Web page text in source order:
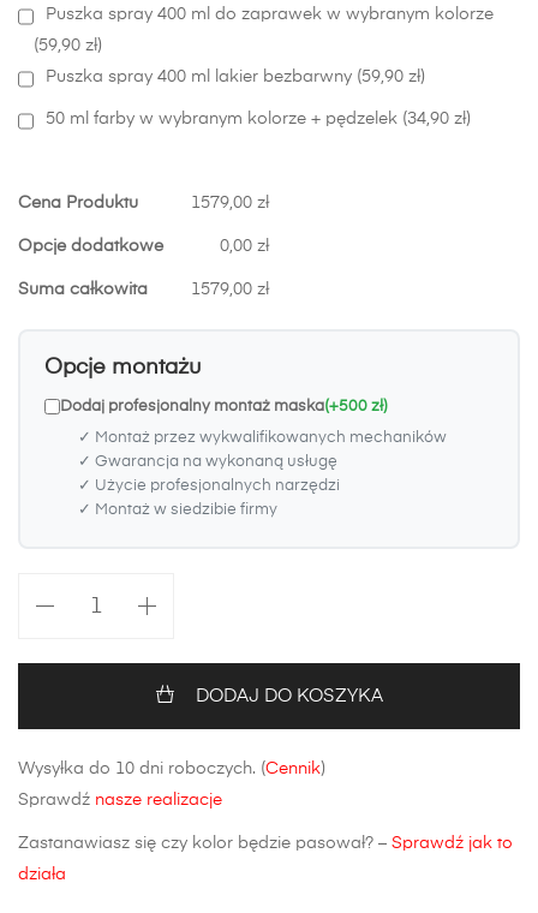
Puszka spray 400 ml do zaprawek w wybranym kolorze
(59,90 zł)
Puszka spray 400 ml lakier bezbarwny (59,90 zł)
50 ml farby w wybranym kolorze + pędzelek (34,90 zł)
Cena Produktu 1579,00 zł
Opcje dodatkowe 0,00 zł
Suma całkowita 1579,00 zł
Opcje montażu
Dodaj profesjonalny montaż maska(+500 zł)
✓ Montaż przez wykwalifikowanych mechaników
✓ Gwarancja na wykonaną usługę
✓ Użycie profesjonalnych narzędzi
✓ Montaż w siedzibie firmy
DODAJ DO KOSZYKA
Wysyłka do 10 dni roboczych. (Cennik)
Sprawdź nasze realizacje
Zastanawiasz się czy kolor będzie pasował? – Sprawdź jak to
działa